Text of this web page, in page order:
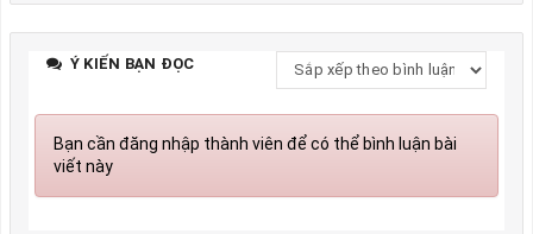
Ý KIẾN BẠN ĐỌC
Bạn cần đăng nhập thành viên để có thể bình luận bài
viết này